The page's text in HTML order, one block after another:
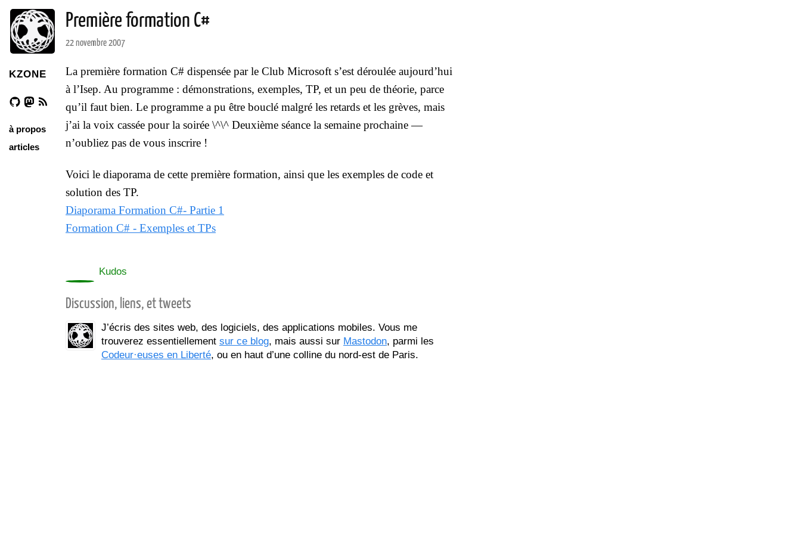
KZONE
à propos
articles
Première formation C#
22 novembre 2007
La première formation C# dispensée par le Club Microsoft s’est déroulée aujourd’hui
à l’Isep. Au programme : démonstrations, exemples, TP, et un peu de théorie, parce
qu’il faut bien. Le programme a pu être bouclé malgré les retards et les grèves, mais
j’ai la voix cassée pour la soirée \^\^ Deuxième séance la semaine prochaine —
n’oubliez pas de vous inscrire !
Voici le diaporama de cette première formation, ainsi que les exemples de code et
solution des TP.
Diaporama Formation C#- Partie 1
Formation C# - Exemples et TPs
Kudos
Discussion, liens, et tweets
J’écris des sites web, des logiciels, des applications mobiles. Vous me
trouverez essentiellement sur ce blog, mais aussi sur Mastodon, parmi les
Codeur·euses en Liberté, ou en haut d’une colline du nord-est de Paris.